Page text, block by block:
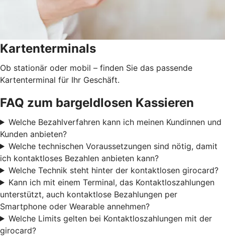
Kartenterminals
Ob stationär oder mobil – finden Sie das passende
Kartenterminal für Ihr Geschäft.
FAQ zum bargeldlosen Kassieren
Welche Bezahlverfahren kann ich meinen Kundinnen und
Kunden anbieten?
Welche technischen Voraussetzungen sind nötig, damit
ich kontaktloses Bezahlen anbieten kann?
Welche Technik steht hinter der kontaktlosen girocard?
Kann ich mit einem Terminal, das Kontaktloszahlungen
unterstützt, auch kontaktlose Bezahlungen per
Smartphone oder Wearable annehmen?
Welche Limits gelten bei Kontaktloszahlungen mit der
girocard?